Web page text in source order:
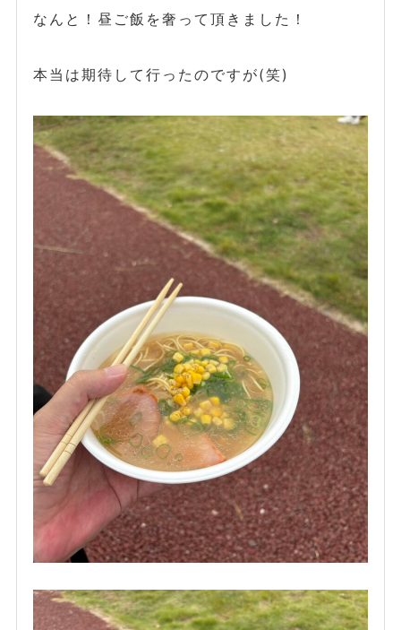
なんと！昼ご飯を奢って頂きました！
本当は期待して行ったのですが(笑)